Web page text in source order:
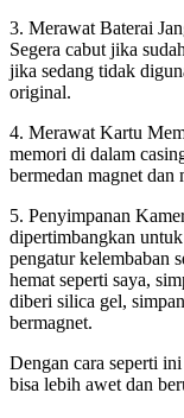
3. Merawat Baterai
Segera cabut jika
jika sedang tidak
original.
4. Merawat Kartu
memori di dalam
bermedan magnet
5. Penyimpanan
dipertimbangkan
pengatur kelembaban
hemat seperti saya,
diberi silica gel,
bermagnet.
Dengan cara seperti
bisa lebih awet dan